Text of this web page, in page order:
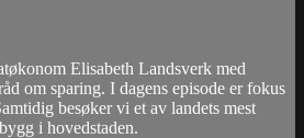
Elisabeth Landsverk med
om sparing. I dagens episode er fokus
besøker vi et av landets mest
i hovedstaden.